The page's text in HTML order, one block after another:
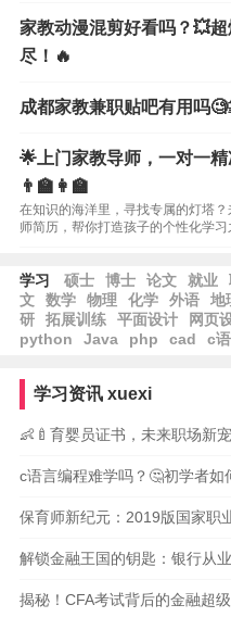
家教动漫混剪好看吗？💥
尽！🔥
成都家教兼职贴吧有用吗
🌟上门家教导师，一对一
👨‍🏫👩‍🏫
在知识的海洋里，寻找专属的灯塔
师简历，帮你打造孩子的个性化学
学习 硕士 博士 论文 就业
文
数学 物理 化学 外语 地
研
拓展训练 平面设计 网页
python
Java php cad c
学习资讯 xuexi
👶🍼育婴员证书，未来职场新
c语言编程难学吗？🤔初学者如
保育师新纪元：2019版国家职
解锁金融王国的钥匙：银行从
揭秘！CFA考试背后的金融超级